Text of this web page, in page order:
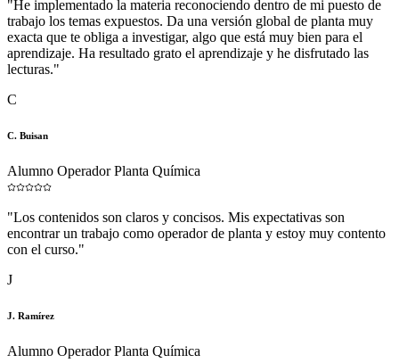
"He implementado la materia reconociendo dentro de mi puesto de
trabajo los temas expuestos. Da una versión global de planta muy
exacta que te obliga a investigar, algo que está muy bien para el
aprendizaje. Ha resultado grato el aprendizaje y he disfrutado las
lecturas."
C
C. Buisan
Alumno Operador Planta Química
"Los contenidos son claros y concisos. Mis expectativas son
encontrar un trabajo como operador de planta y estoy muy contento
con el curso."
J
J. Ramírez
Alumno Operador Planta Química